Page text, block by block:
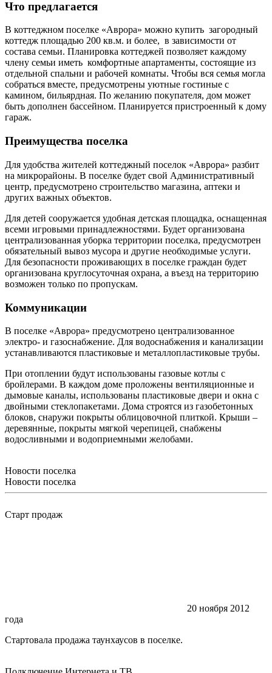
Что предлагается
В коттеджном поселке «Аврора» можно купить загородный
коттедж площадью 200 кв.м. и более, в зависимости от
состава семьи. Планировка коттеджей позволяет каждому
члену семьи иметь комфортные апартаменты, состоящие из
отдельной спальни и рабочей комнаты. Чтобы вся семья могла
собраться вместе, предусмотрены уютные гостиные с
камином, бильярдная. По желанию покупателя, дом может
быть дополнен бассейном. Планируется пристроенный к дому
гараж.
Преимущества поселка
Для удобства жителей коттеджный поселок «Аврора» разбит
на микрорайоны. В поселке будет свой Административный
центр, предусмотрено строительство магазина, аптеки и
других важных объектов.
Для детей сооружается удобная детская площадка, оснащенная
всеми игровыми принадлежностями. Будет организована
централизованная уборка территории поселка, предусмотрен
обязательный вывоз мусора и другие необходимые услуги.
Для безопасности проживающих в поселке граждан будет
организована круглосуточная охрана, а въезд на территорию
возможен только по пропускам.
Коммуникации
В поселке «Аврора» предусмотрено централизованное
электро- и газоснабжение. Для водоснабжения и канализации
устанавливаются пластиковые и металлопластиковые трубы.
При отоплении будут использованы газовые котлы с
бройлерами. В каждом доме проложены вентиляционные и
дымовые каналы, использованы пластиковые двери и окна с
двойными стеклопакетами. Дома строятся из газобетонных
блоков, снаружи покрыты облицовочной плиткой. Крыши –
деревянные, покрыты мягкой черепицей, снабжены
водосливными и водоприемными желобами.
Новости поселка
Новости поселка
Старт продаж
20 ноября 2012
года
Стартовала продажа таунхаусов в поселке.